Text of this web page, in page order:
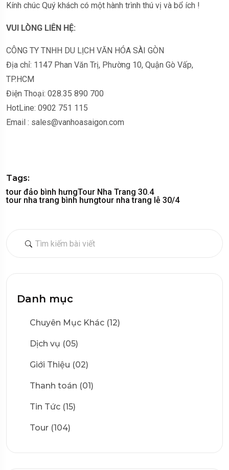
Danh mục
Chuyên Mục Khác (12)
Dịch vụ (05)
Giới Thiệu (02)
Thanh toán (01)
Tin Tức (15)
Tour (104)
Kính chúc Quý khách có một hành trình thú vị và bổ ích !
VUI LÒNG LIÊN HỆ:
CÔNG TY TNHH DU LỊCH VĂN HÓA SÀI GÒN
Địa chỉ: 1147 Phan Văn Trị, Phường 10, Quận Gò Vấp,
TP.HCM
Điện Thoại: 028.35 890 700
HotLine: 0902 751 115
Email : sales@vanhoasaigon.com
Tags:
tour đảo bình hưngTour Nha Trang 30.4
tour nha trang bình hưngtour nha trang lễ 30/4